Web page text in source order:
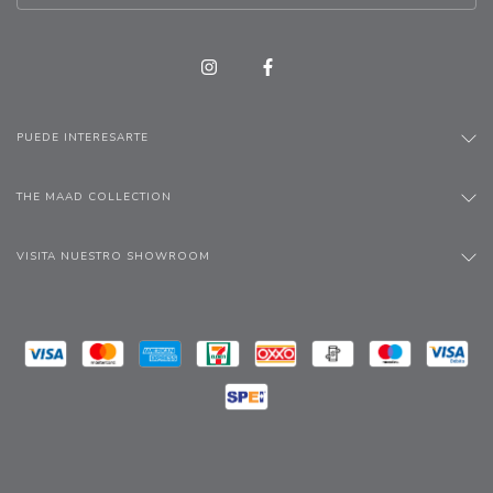
PUEDE INTERESARTE
THE MAAD COLLECTION
VISITA NUESTRO SHOWROOM